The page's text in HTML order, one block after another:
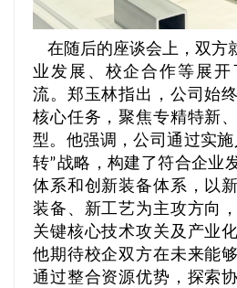
在随后的座谈会上，双方
业发展、校企合作等展开
流。郑玉林指出，公司始
核心任务，聚焦专精特新
型。他强调，公司通过实
转”战略，构建了符合企业
体系和创新装备体系，以
装备、新工艺为主攻方向
关键核心技术攻关及产业
他期待校企双方在未来能
通过整合资源优势，探索